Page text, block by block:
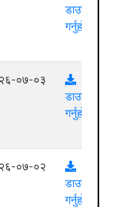
डाउनलोड
गर्नुहोस्
०७-०३
डाउनलोड
गर्नुहोस्
०७-०२
डाउनलोड
गर्नुहोस्